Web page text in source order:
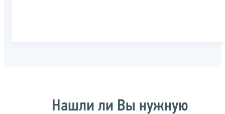
Нашли ли Вы нужную